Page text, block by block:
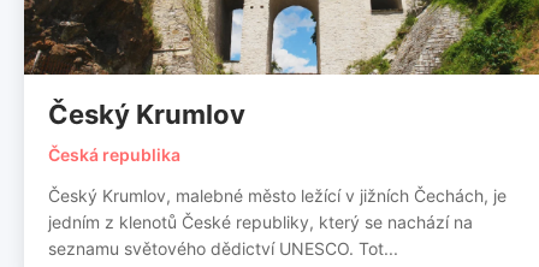
Český Krumlov
Česká republika
Český Krumlov, malebné město ležící v jižních Čechách, je
jedním z klenotů České republiky, který se nachází na
seznamu světového dědictví UNESCO. Tot...